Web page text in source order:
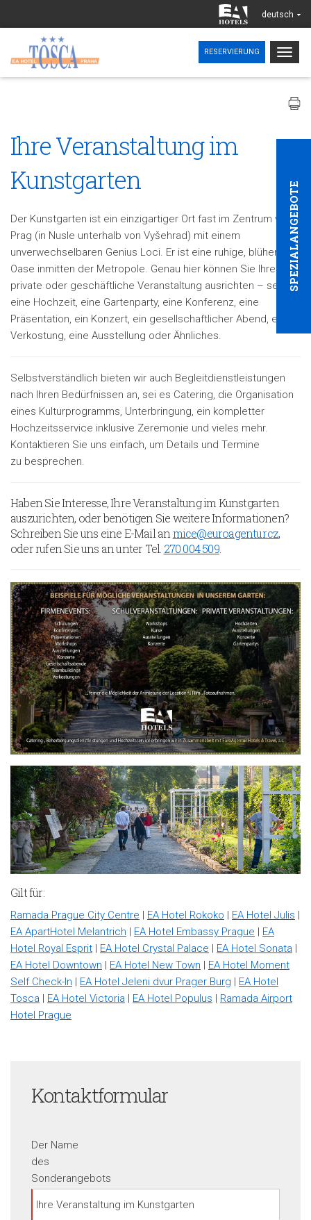
deutsch
RESERVIERUNG
SPEZIALANGEBOTE
Ihre Veranstaltung im
Kunstgarten
Der Kunstgarten ist ein einzigartiger Ort fast im Zentrum von
Prag (in Nusle unterhalb von Vyšehrad) mit einem
unverwechselbaren Genius Loci. Er ist eine ruhige, blühende
Oase inmitten der Metropole. Genau hier können Sie Ihre
private oder geschäftliche Veranstaltung ausrichten – sei es
eine Hochzeit, eine Gartenparty, eine Konferenz, eine
Präsentation, ein Konzert, ein gesellschaftlicher Abend, eine
Verkostung, eine Ausstellung oder Ähnliches.
Selbstverständlich bieten wir auch Begleitdienstleistungen
nach Ihren Bedürfnissen an, sei es Catering, die Organisation
eines Kulturprogramms, Unterbringung, ein kompletter
Hochzeitsservice inklusive Zeremonie und vieles mehr.
Kontaktieren Sie uns einfach, um Details und Termine
zu besprechen.
Haben Sie Interesse, Ihre Veranstaltung im Kunstgarten
auszurichten, oder benötigen Sie weitere Informationen?
Schreiben Sie uns eine E-Mail an mice@euroagentur.cz,
oder rufen Sie uns an unter Tel. 270 004 509.
Gilt für:
Ramada Prague City Centre EA Hotel Rokoko EA Hotel Julis
EA ApartHotel Melantrich
EA Hotel Embassy Prague
EA
Hotel Royal Esprit
EA Hotel Crystal Palace EA Hotel Sonata
EA Hotel Downtown
EA Hotel New Town
EA Hotel Moment
Self Check-In
EA Hotel Jeleni dvur Prager Burg
EA Hotel
Tosca
EA Hotel Victoria EA Hotel Populus
Ramada Airport
Hotel Prague
Kontaktformular
Der Name
des
Sonderangebots